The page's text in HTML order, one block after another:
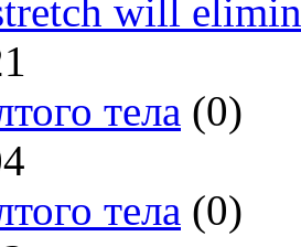
will
тела (0)
тела (0)